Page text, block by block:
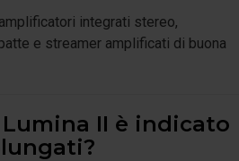
integrati stereo,
e streamer amplificati di buona
Lumina II è indicato